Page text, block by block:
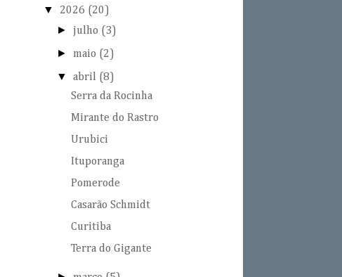
▼ 2026 (20)
► julho (3)
► maio (2)
▼abril (8)
Serra da Rocinha
Mirante do Rastro
Urubici
Ituporanga
Pomerode
Casarão Schmidt
Curitiba
Terra do Gigante